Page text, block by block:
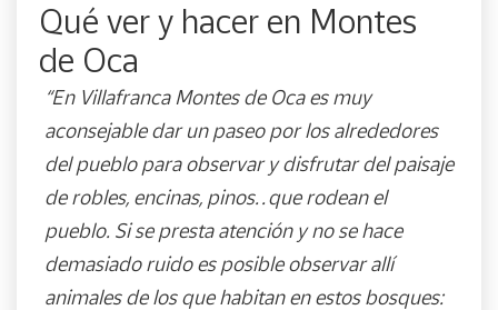
Qué ver y hacer en Montes
de Oca
“En Villafranca Montes de Oca es muy
aconsejable dar un paseo por los alrededores
del pueblo para observar y disfrutar del paisaje
de robles, encinas, pinos…que rodean el
pueblo. Si se presta atención y no se hace
demasiado ruido es posible observar allí
animales de los que habitan en estos bosques: